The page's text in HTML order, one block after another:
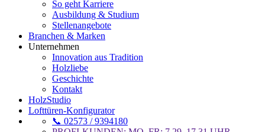
So geht Karriere
Ausbildung & Studium
Stellenangebote
Branchen & Marken
Unternehmen
Innovation aus Tradition
Holzliebe
Geschichte
Kontakt
HolzStudio
Lofttüren-Konfigurator
📞 02573 / 9394180